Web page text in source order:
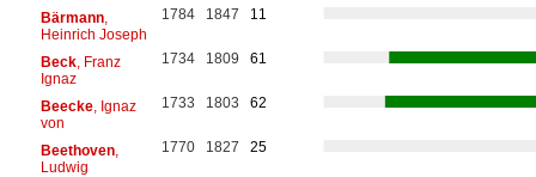
Bärmann,
Heinrich Joseph
1784 1847 11
Beck, Franz
Ignaz
1734 1809 61
Beecke, Ignaz
von
1733 1803 62
Beethoven,
Ludwig
1770 1827 25